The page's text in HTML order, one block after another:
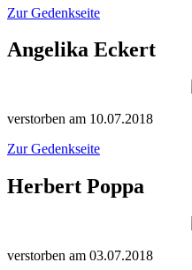
Zur Gedenkseite
Angelika Eckert
verstorben am 10.07.2018
Zur Gedenkseite
Herbert Poppa
verstorben am 03.07.2018